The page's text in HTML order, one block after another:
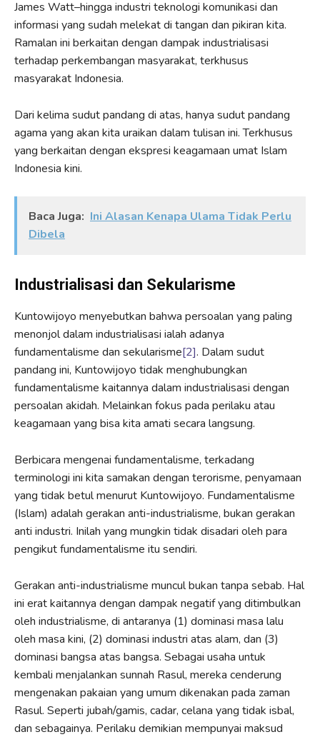
James Watt–hingga industri teknologi komunikasi dan
informasi yang sudah melekat di tangan dan pikiran kita.
Ramalan ini berkaitan dengan dampak industrialisasi
terhadap perkembangan masyarakat, terkhusus
masyarakat Indonesia.
Dari kelima sudut pandang di atas, hanya sudut pandang
agama yang akan kita uraikan dalam tulisan ini. Terkhusus
yang berkaitan dengan ekspresi keagamaan umat Islam
Indonesia kini.
Baca Juga: Ini Alasan Kenapa Ulama Tidak Perlu
Dibela
Industrialisasi dan Sekularisme
Kuntowijoyo menyebutkan bahwa persoalan yang paling
menonjol dalam industrialisasi ialah adanya
fundamentalisme dan sekularisme[2]. Dalam sudut
pandang ini, Kuntowijoyo tidak menghubungkan
fundamentalisme kaitannya dalam industrialisasi dengan
persoalan akidah. Melainkan fokus pada perilaku atau
keagamaan yang bisa kita amati secara langsung.
Berbicara mengenai fundamentalisme, terkadang
terminologi ini kita samakan dengan terorisme, penyamaan
yang tidak betul menurut Kuntowijoyo. Fundamentalisme
(Islam) adalah gerakan anti-industrialisme, bukan gerakan
anti industri. Inilah yang mungkin tidak disadari oleh para
pengikut fundamentalisme itu sendiri.
Gerakan anti-industrialisme muncul bukan tanpa sebab. Hal
ini erat kaitannya dengan dampak negatif yang ditimbulkan
oleh industrialisme, di antaranya (1) dominasi masa lalu
oleh masa kini, (2) dominasi industri atas alam, dan (3)
dominasi bangsa atas bangsa. Sebagai usaha untuk
kembali menjalankan sunnah Rasul, mereka cenderung
mengenakan pakaian yang umum dikenakan pada zaman
Rasul. Seperti jubah/gamis, cadar, celana yang tidak isbal,
dan sebagainya. Perilaku demikian mempunyai maksud